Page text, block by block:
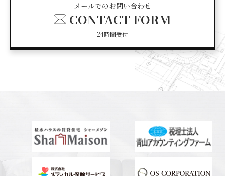
メールでのお問い合わせ
CONTACT FORM
24時間受付